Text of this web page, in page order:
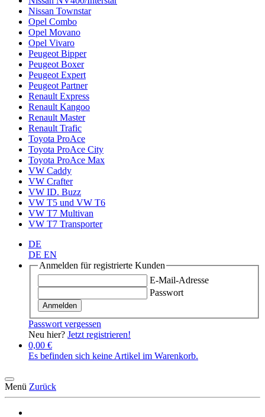
Nissan Townstar
Opel Combo
Opel Movano
Opel Vivaro
Peugeot Bipper
Peugeot Boxer
Peugeot Expert
Peugeot Partner
Renault Express
Renault Kangoo
Renault Master
Renault Trafic
Toyota ProAce
Toyota ProAce City
Toyota ProAce Max
VW Caddy
VW Crafter
VW ID. Buzz
VW T5 und VW T6
VW T7 Multivan
VW T7 Transporter
DE
DE EN
Anmelden für registrierte Kunden
E-Mail-Adresse
Passwort
Anmelden
Passwort vergessen
Neu hier? Jetzt registrieren!
0,00 €
Es befinden sich keine Artikel im Warenkorb.
Menü Zurück